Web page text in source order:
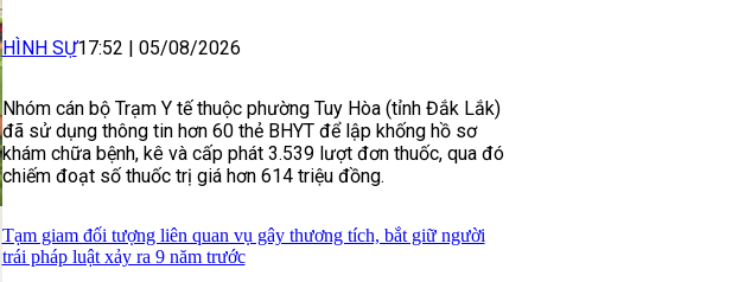
HÌNH SỰ17:52 05/08/2026
Nhóm cán bộ Trạm Y tế thuộc phường Tuy Hòa (tỉnh Đắk Lắk)
đã sử dụng thông tin hơn 60 thẻ BHYT để lập khống hồ sơ
khám chữa bệnh, kê và cấp phát 3.539 lượt đơn thuốc, qua đó
chiếm đoạt số thuốc trị giá hơn 614 triệu đồng.
Tạm giam đối tượng liên quan vụ gây thương tích, bắt giữ người
trái pháp luật xảy ra 9 năm trước